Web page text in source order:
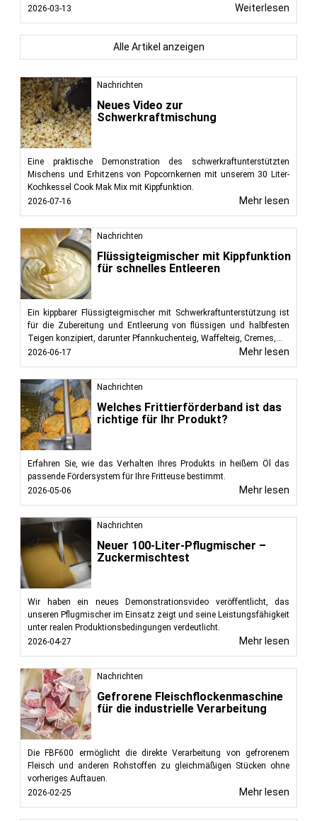
Nachrichten
Neues Video zur
Schwerkraftmischung
Eine praktische Demonstration des schwerkraftunterstützten
Mischens und Erhitzens von Popcornkernen mit unserem 30 Liter-
Kochkessel Cook Mak Mix mit Kippfunktion.
2026-07-16
Mehr lesen
Nachrichten
Flüssigteigmischer mit Kippfunktion
für schnelles Entleeren
Ein kippbarer Flüssigteigmischer mit Schwerkraftunterstützung ist
für die Zubereitung und Entleerung von flüssigen und halbfesten
Teigen konzipiert, darunter Pfannkuchenteig, Waffelteig, Cremes,...
2026-06-17
Mehr lesen
Nachrichten
Welches Frittierförderband ist das
richtige für Ihr Produkt?
Erfahren Sie, wie das Verhalten Ihres Produkts in heißem Öl das
passende Fördersystem für Ihre Fritteuse bestimmt.
2026-05-06
Mehr lesen
Nachrichten
Neuer 100-Liter-Pflugmischer –
Zuckermischtest
Wir haben ein neues Demonstrationsvideo veröffentlicht, das
unseren Pflugmischer im Einsatz zeigt und seine Leistungsfähigkeit
unter realen Produktionsbedingungen verdeutlicht.
2026-04-27
Mehr lesen
Nachrichten
Gefrorene Fleischflockenmaschine
für die industrielle Verarbeitung
Die FBF600 ermöglicht die direkte Verarbeitung von gefrorenem
Fleisch und anderen Rohstoffen zu gleichmäßigen Stücken ohne
vorheriges Auftauen.
2026-02-25
Mehr lesen
2026-03-13
Weiterlesen
Alle Artikel anzeigen